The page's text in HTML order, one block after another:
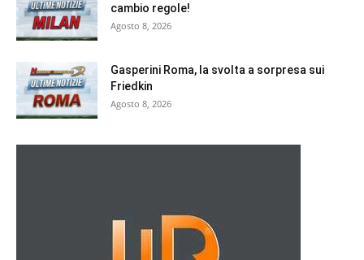
cambio regole!
Agosto 8, 2026
Gasperini Roma, la svolta a sorpresa sui
Friedkin
Agosto 8, 2026